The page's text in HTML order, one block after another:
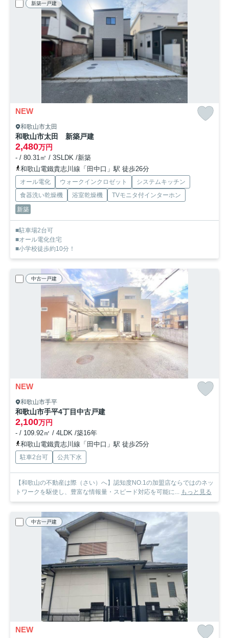
新築一戸建
NEW
和歌山市太田
和歌山市太田 新築戸建
2,480万円
- / 80.31㎡ / 3SLDK /新築
和歌山電鐵貴志川線「田中口」駅 徒歩26分
オール電化 ウォークインクロゼット
システムキッチン
食器洗い乾燥機
浴室乾燥機
TVモニタ付インターホン
新築
■駐車場2台可
■オール電化住宅
■小学校徒歩約10分！
中古一戸建
NEW
和歌山市手平
和歌山市手平4丁目中古戸建
2,100万円
- / 109.92㎡ / 4LDK /築16年
和歌山電鐵貴志川線「田中口」駅 徒歩25分
駐車2台可 公共下水
【和歌山の不動産は際（さい）へ】認知度NO.1の加盟店ならではのネッ
トワークを駆使し、豊富な情報量・スピード対応を可能に... もっと見る
中古一戸建
NEW